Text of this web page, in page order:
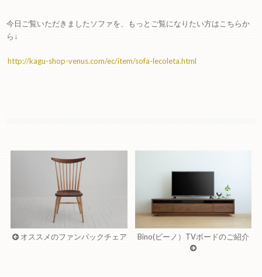
今日ご覧いただきましたソファを、もっとご覧になりたい方はこちらか
ら↓
http://kagu-shop-venus.com/ec/item/sofa-lecoleta.html
オススメのファンバックチェア Bino(ビーノ）TVボードのご紹介